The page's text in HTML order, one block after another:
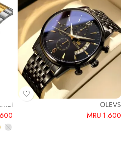
OLEVS
1.600
MRU